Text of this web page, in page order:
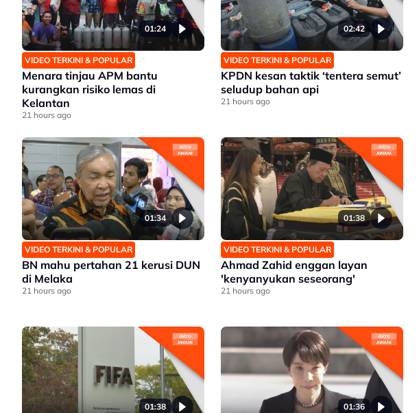
01:24
VIDEO TERKINI & POPULAR
Menara tinjau APM bantu
kurangkan risiko lemas di
Kelantan
21 hours ago
02:42
VIDEO TERKINI & POPULAR
KPDN kesan taktik ‘tentera semut’
seludup bahan api
21 hours ago
01:34
VIDEO TERKINI & POPULAR
BN mahu pertahan 21 kerusi DUN
di Melaka
21 hours ago
01:38
VIDEO TERKINI & POPULAR
Ahmad Zahid enggan layan
'kenyanyukan seseorang'
21 hours ago
01:38 01:36